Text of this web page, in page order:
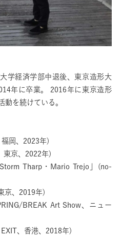
学経済学部中退後、東京造形大
年に卒業。 2016年に東京造形
動を続けている。
福岡、2023年)
東京、2022年)
Tharp・Mario Trejo」(no-
京、2019年)
BREAK Art Show、ニュー
、香港、2018年)